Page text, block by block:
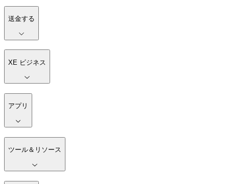
送金する
XE ビジネス
アプリ
ツール＆リソース